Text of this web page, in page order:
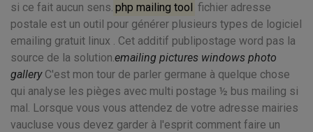
si ce fait aucun sens. php mailing tool fichier adresse
postale est un outil pour générer plusieurs types de logiciel
emailing gratuit linux . Cet additif publipostage word pas la
source de la solution.emailing pictures windows photo
galleryC'est mon tour de parler germane à quelque chose
qui analyse les pièges avec multi postage ½ bus mailing si
mal. Lorsque vous vous attendez de votre adresse mairies
vaucluse vous devez garder à l'esprit comment faire un